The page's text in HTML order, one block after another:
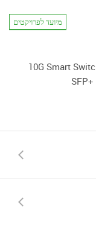
מיועד לפרויקטים
10G Smart